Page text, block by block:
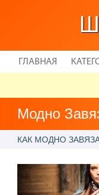
ГЛАВНАЯ
Модно
КАК МОДНО